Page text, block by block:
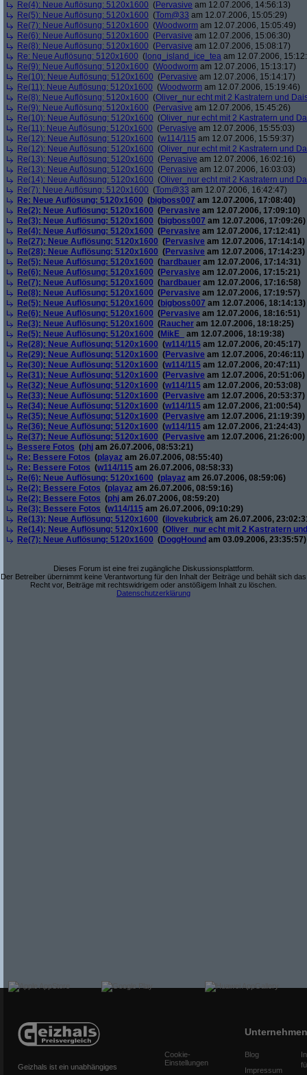
Re(4): Neue Auflösung: 5120x1600 (Pervasive am 12.07.2006, 14:56:13)
Re(5): Neue Auflösung: 5120x1600 (Tom@33 am 12.07.2006, 15:05:29)
Re(7): Neue Auflösung: 5120x1600 (Woodworm am 12.07.2006, 15:05:49)
Re(6): Neue Auflösung: 5120x1600 (Pervasive am 12.07.2006, 15:06:30)
Re(8): Neue Auflösung: 5120x1600 (Pervasive am 12.07.2006, 15:08:17)
Re: Neue Auflösung: 5120x1600 ( long_island_ice_tea am 12.07.2006,
Re(9): Neue Auflösung: 5120x1600 (Woodworm am 12.07.2006, 15:13:17)
Re(10): Neue Auflösung: 5120x1600 (Pervasive am 12.07.2006, 15:14:17)
Re(11): Neue Auflösung: 5120x1600 (Woodworm am 12.07.2006, 15:19:46)
Re(8): Neue Auflösung: 5120x1600 (Oliver_nur echt mit 2 Kastratern und
Re(9): Neue Auflösung: 5120x1600 (Pervasive am 12.07.2006, 15:45:26)
Re(10): Neue Auflösung: 5120x1600 (Oliver_nur echt mit 2 Kastratern und
Re(11): Neue Auflösung: 5120x1600 (Pervasive am 12.07.2006, 15:55:03)
Re(12): Neue Auflösung: 5120x1600 (w114/115 am 12.07.2006, 15:59:37)
Re(12): Neue Auflösung: 5120x1600 (Oliver_nur echt mit 2 Kastratern und
Re(13): Neue Auflösung: 5120x1600 (Pervasive am 12.07.2006, 16:02:16)
Re(13): Neue Auflösung: 5120x1600 (Pervasive am 12.07.2006, 16:03:03)
Re(14): Neue Auflösung: 5120x1600 (Oliver_nur echt mit 2 Kastratern und
Re(7): Neue Auflösung: 5120x1600 (Tom@33 am 12.07.2006, 16:42:47)
Re: Neue Auflösung: 5120x1600 (bigboss007 am 12.07.2006, 17:08:40)
Re(2): Neue Auflösung: 5120x1600 (Pervasive am 12.07.2006, 17:09:10)
Re(3): Neue Auflösung: 5120x1600 (bigboss007 am 12.07.2006, 17:09:26)
Re(4): Neue Auflösung: 5120x1600 (Pervasive am 12.07.2006, 17:12:41)
Re(27): Neue Auflösung: 5120x1600 (Pervasive am 12.07.2006, 17:14:14)
Re(28): Neue Auflösung: 5120x1600 (Pervasive am 12.07.2006, 17:14:23)
Re(5): Neue Auflösung: 5120x1600 (hardbauer am 12.07.2006, 17:14:31)
Re(6): Neue Auflösung: 5120x1600 (Pervasive am 12.07.2006, 17:15:21)
Re(7): Neue Auflösung: 5120x1600 (hardbauer am 12.07.2006, 17:16:58)
Re(8): Neue Auflösung: 5120x1600 (Pervasive am 12.07.2006, 17:19:57)
Re(5): Neue Auflösung: 5120x1600 (bigboss007 am 12.07.2006, 18:14:13)
Re(6): Neue Auflösung: 5120x1600 (Pervasive am 12.07.2006, 18:16:51)
Re(3): Neue Auflösung: 5120x1600 (Raucher am 12.07.2006, 18:18:25)
Re(5): Neue Auflösung: 5120x1600 (MikE_
am 12.07.2006, 18:19:38)
Re(28): Neue Auflösung: 5120x1600 (w114/115 am 12.07.2006, 20:45:17)
Re(29): Neue Auflösung: 5120x1600 (Pervasive am 12.07.2006, 20:46:11)
Re(30): Neue Auflösung: 5120x1600 (w114/115 am 12.07.2006, 20:47:11)
Re(31): Neue Auflösung: 5120x1600 (Pervasive am 12.07.2006, 20:51:06)
Re(32): Neue Auflösung: 5120x1600 (w114/115 am 12.07.2006, 20:53:08)
Re(33): Neue Auflösung: 5120x1600 (Pervasive am 12.07.2006, 20:53:37)
Re(34): Neue Auflösung: 5120x1600 (w114/115 am 12.07.2006, 21:00:54)
Re(35): Neue Auflösung: 5120x1600 (Pervasive am 12.07.2006, 21:19:39)
Re(36): Neue Auflösung: 5120x1600 (w114/115 am 12.07.2006, 21:24:43)
Re(37): Neue Auflösung: 5120x1600 (Pervasive am 12.07.2006, 21:26:00)
Bessere Fotos (phj am 26.07.2006, 08:53:21)
Re: Bessere Fotos (playaz am 26.07.2006, 08:55:40)
Re: Bessere Fotos (w114/115 am 26.07.2006, 08:58:33)
Re(6): Neue Auflösung: 5120x1600 (playaz am 26.07.2006, 08:59:06)
Re(2): Bessere Fotos (playaz am 26.07.2006, 08:59:16)
Re(2): Bessere Fotos (phj am 26.07.2006, 08:59:20)
Re(3): Bessere Fotos (w114/115 am 26.07.2006, 09:10:29)
Re(13): Neue Auflösung: 5120x1600 (ilovekubrick am 26.07.2006,
Re(14): Neue Auflösung: 5120x1600 (Oliver_nur echt mit 2 Kastratern
Re(7): Neue Auflösung: 5120x1600 (DoggHound am 03.09.2006, 23:35:57)
Dieses Forum ist eine frei zugängliche Diskussionsplattform.
Der Betreiber übernimmt keine Verantwortung für den Inhalt der Beiträge und behält sich das
Recht vor, Beiträge mit rechtswidrigem oder anstößigem Inhalt zu löschen.
Datenschutzerklärung
Geizhals ist ein unabhängiges
Cookie-
Einstellungen
Unternehmen
Blog
Impressum